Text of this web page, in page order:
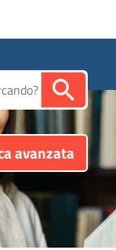
avanzata